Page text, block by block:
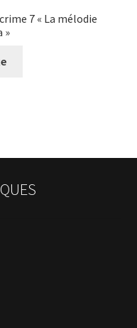
7 « La mélodie
»